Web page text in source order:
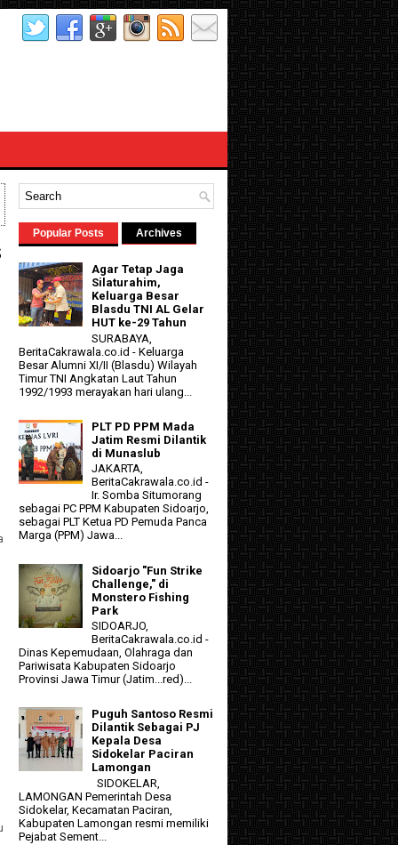
Popular Posts Archives
Agar Tetap Jaga
Silaturahim,
Keluarga Besar
Blasdu TNI AL Gelar
HUT ke-29 Tahun
SURABAYA,
BeritaCakrawala.co.id - Keluarga
Besar Alumni XI/II (Blasdu) Wilayah
Timur TNI Angkatan Laut Tahun
1992/1993 merayakan hari ulang...
PLT PD PPM Mada
Jatim Resmi Dilantik
di Munaslub
JAKARTA,
BeritaCakrawala.co.id -
Ir. Somba Situmorang
sebagai PC PPM Kabupaten Sidoarjo,
sebagai PLT Ketua PD Pemuda Panca
Marga (PPM) Jawa...
Sidoarjo "Fun Strike
Challenge," di
Monstero Fishing
Park
SIDOARJO,
BeritaCakrawala.co.id -
Dinas Kepemudaan, Olahraga dan
Pariwisata Kabupaten Sidoarjo
Provinsi Jawa Timur (Jatim...red)...
Puguh Santoso Resmi
Dilantik Sebagai PJ
Kepala Desa
Sidokelar Paciran
Lamongan
SIDOKELAR,
LAMONGAN Pemerintah Desa
Sidokelar, Kecamatan Paciran,
Kabupaten Lamongan resmi memiliki
Pejabat Sement...